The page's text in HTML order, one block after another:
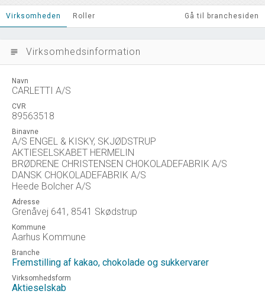
Virksomheden Roller Gå til branchesiden
subject Virksomhedsinformation
Navn
CARLETTI A/S
CVR
89563518
Binavne
A/S ENGEL & KISKY, SKJØDSTRUP
AKTIESELSKABET HERMELIN
BRØDRENE CHRISTENSEN CHOKOLADEFABRIK A/S
DANSK CHOKOLADEFABRIK A/S
Heede Bolcher A/S
Adresse
Grenåvej 641, 8541 Skødstrup
Kommune
Aarhus Kommune
Branche
Fremstilling af kakao, chokolade og sukkervarer
Virksomhedsform
Aktieselskab